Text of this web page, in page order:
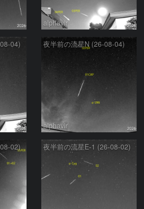
alphavir
04) 夜半前の流星N (26-08-04)
alphavir
02) 夜半前の流星E-1 (26-08-02)